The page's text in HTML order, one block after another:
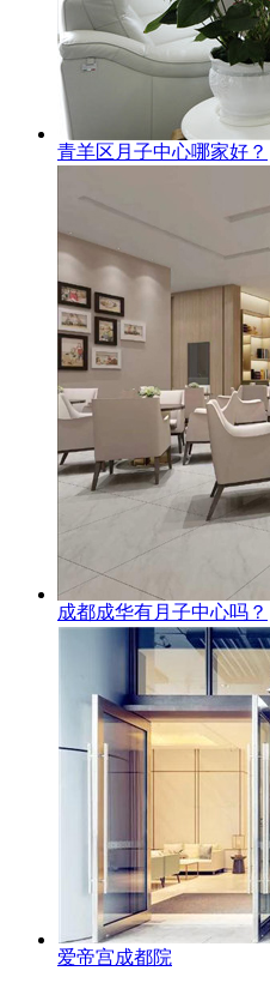
青羊区月子中心哪家好？
成都成华有月子中心吗？
爱帝宫成都院